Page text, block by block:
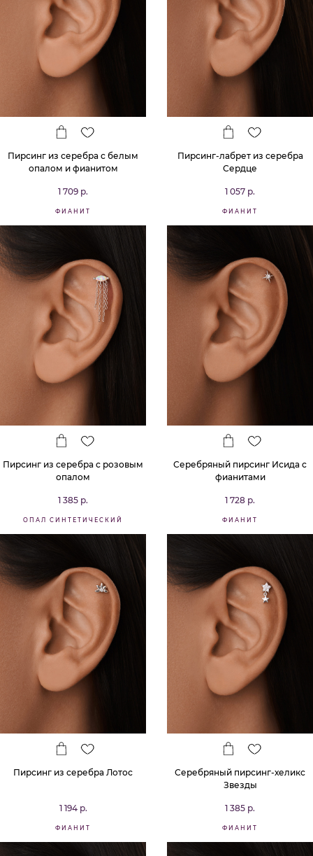
Пирсинг из серебра с белым
опалом и фианитом
1 709 р.
ФИАНИТ
Пирсинг-лабрет из серебра
Сердце
1 057 р.
ФИАНИТ
Пирсинг из серебра с розовым
опалом
1 385 р.
ОПАЛ СИНТЕТИЧЕСКИЙ
Серебряный пирсинг Исида с
фианитами
1 728 р.
ФИАНИТ
Пирсинг из серебра Лотос
1 194 р.
ФИАНИТ
Серебряный пирсинг-хеликс
Звезды
1 385 р.
ФИАНИТ